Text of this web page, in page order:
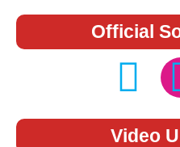
Official
Video